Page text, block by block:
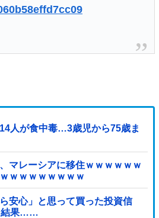
人が食中毒…3歳児から75歳ま
マレーシアに移住ｗｗｗｗｗｗ
ｗｗｗｗｗｗｗｗ
安心」と思って買った投資信
結果……